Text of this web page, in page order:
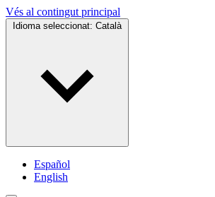
Vés al contingut principal
Idioma seleccionat: Català
Español
English